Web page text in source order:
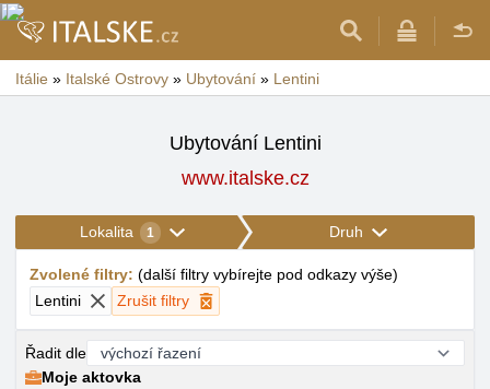
Itálie » Italské Ostrovy » Ubytování » Lentini
Ubytování Lentini
www.italske.cz
Lokalita 1 Druh
Zvolené filtry: (další filtry vybírejte pod odkazy výše)
Lentini
Zrušit filtry
Řadit dle
Moje aktovka